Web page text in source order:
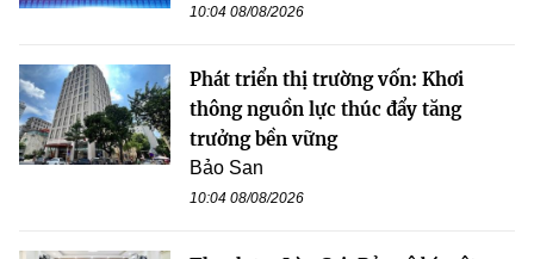
10:04 08/08/2026
Phát triển thị trường vốn: Khơi
thông nguồn lực thúc đẩy tăng
trưởng bền vững
Bảo San
10:04 08/08/2026